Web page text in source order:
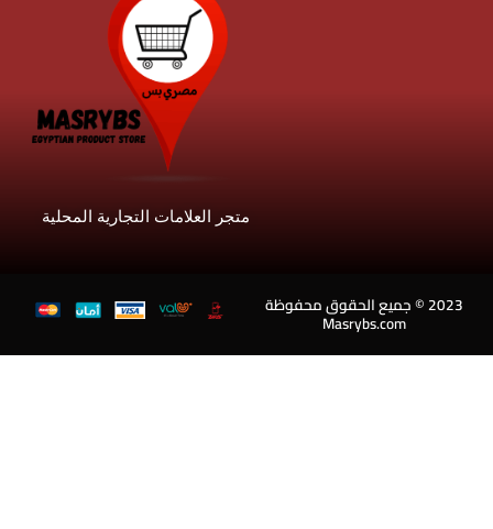
متجر العلامات التجارية المحلية
© جميع الحقوق محفوظة
Masrybs.com